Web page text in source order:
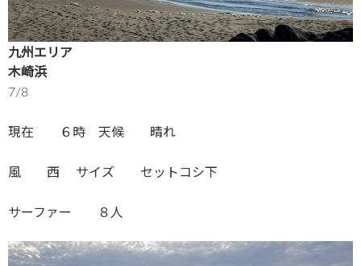
九州エリア
木崎浜
7/8
現在 ６時 天候 晴れ
風 西 サイズ セットコシ下
サーファー ８人